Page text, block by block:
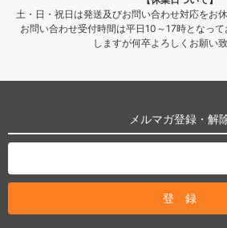
土・日・祝日は発送及びお問い合わせ対応をお
お問い合わせ受付時間は平日10～17時となっ
しますが何卒よろしくお願い致
メルマガ登録・解